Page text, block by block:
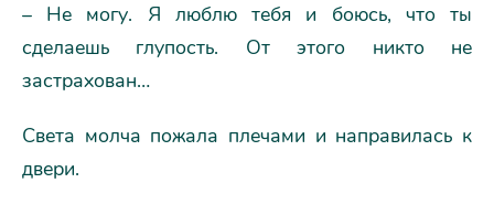
– Не могу. Я люблю тебя и боюсь, что ты
сделаешь глупость. От этого никто не
застрахован…
Света молча пожала плечами и направилась к
двери.